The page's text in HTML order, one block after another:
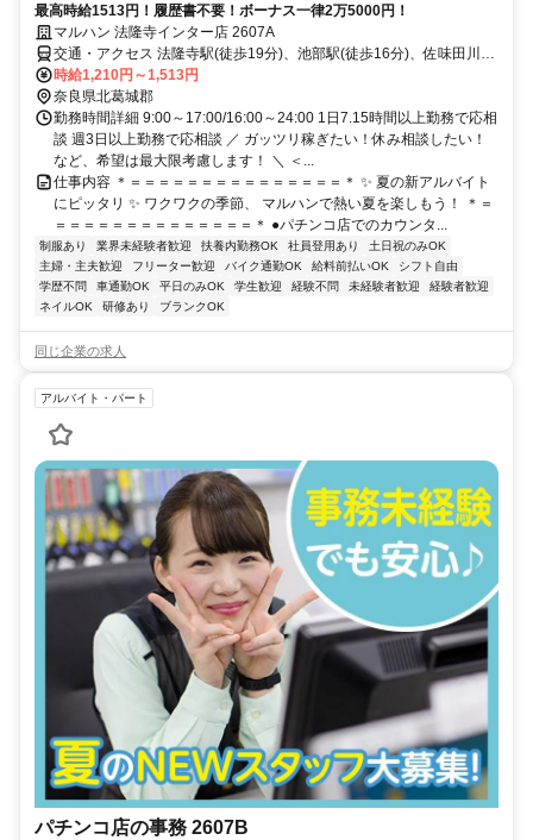
最高時給1513円！履歴書不要！ボーナス一律2万5000円！
マルハン 法隆寺インター店 2607A
交通・アクセス 法隆寺駅(徒歩19分)、池部駅(徒歩16分)、佐味田川駅
(徒歩13分)
時給1,210円～1,513円
奈良県北葛城郡
勤務時間詳細 9:00～17:00/16:00～24:00 1日7.15時間以上勤務で応相
談 週3日以上勤務で応相談 ／ ガッツリ稼ぎたい！休み相談したい！
など、希望は最大限考慮します！ ＼ ＜...
仕事内容 ＊＝＝＝＝＝＝＝＝＝＝＝＝＝＝＝＊ ✨ 夏の新アルバイト
にピッタリ ✨ ワクワクの季節、 マルハンで熱い夏を楽しもう！ ＊＝
＝＝＝＝＝＝＝＝＝＝＝＝＝＝＊ ●パチンコ店でのカウンタ...
制服あり 業界未経験者歓迎 扶養内勤務OK 社員登用あり
土日祝のみOK
主婦・主夫歓迎
フリーター歓迎 バイク通勤OK 給料前払いOK
シフト自由
学歴不問
車通勤OK 平日のみOK 学生歓迎 経験不問 未経験者歓迎
経験者歓迎
ネイルOK
研修あり ブランクOK
同じ企業の求人
アルバイト・パート
パチンコ店の事務 2607B